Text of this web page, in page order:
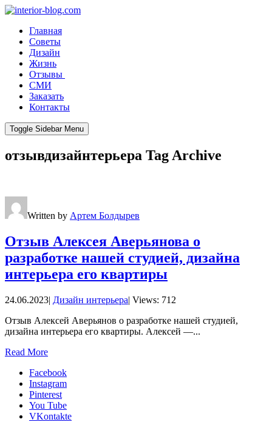
Главная
Советы
Дизайн
Жизнь
Отзывы
СМИ
Заказать
Контакты
Toggle Sidebar Menu
отзывдизайнтерьера Tag Archive
Written by Артем Болдырев
Отзыв Алексея Аверьянова о
разработке нашей студией, дизайна
интерьера его квартиры
24.06.2023| Дизайн интерьера| Views: 712
Отзыв Алексей Аверьянов о разработке нашей студией,
дизайна интерьера его квартиры. Алексей —...
Read More
Facebook
Instagram
Pinterest
You Tube
VKontakte